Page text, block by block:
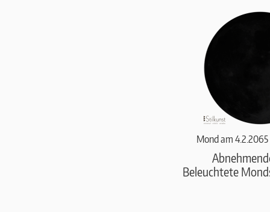
Mond am 4.2.2065
Beleuchtete